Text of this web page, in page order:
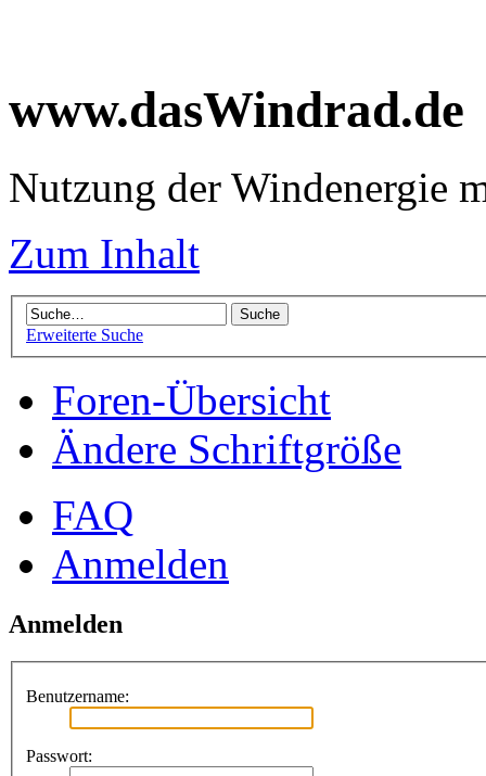
www.dasWindrad.de
Nutzung der Windenergie
Zum Inhalt
Erweiterte Suche
Foren-Übersicht
Ändere Schriftgröße
FAQ
Anmelden
Anmelden
Benutzername:
Passwort: